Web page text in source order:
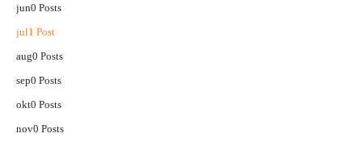
jun0 Posts
jul1 Post
aug0 Posts
sep0 Posts
okt0 Posts
nov0 Posts